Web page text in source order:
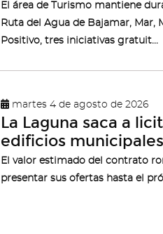
El área de Turismo mantiene
Ruta del Agua de Bajamar, Mar,
Positivo, tres iniciativas gratuit...
martes 4 de agosto de 2026
La Laguna saca a
edificios
El valor estimado del contrato
presentar sus ofertas hasta el